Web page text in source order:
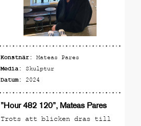
Konstnär:Mateas Pares
Media: Skulptur
Datum: 2024
”Hour 482 120”, Mateas Pares
Trots att blicken dras till